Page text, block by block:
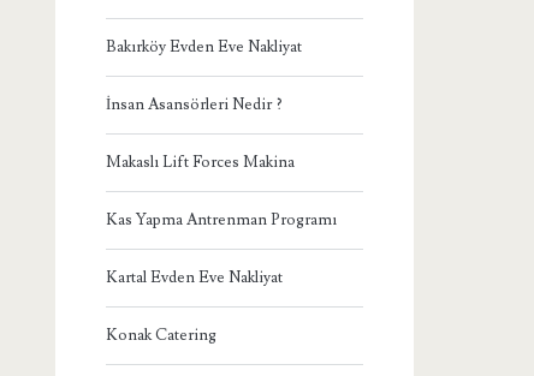
Bakırköy Evden Eve Nakliyat
İnsan Asansörleri Nedir ?
Makaslı Lift Forces Makina
Kas Yapma Antrenman Programı
Kartal Evden Eve Nakliyat
Konak Catering